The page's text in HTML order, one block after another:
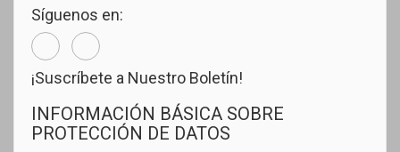
Síguenos en:
¡Suscríbete a Nuestro Boletín!
INFORMACIÓN BÁSICA SOBRE
PROTECCIÓN DE DATOS